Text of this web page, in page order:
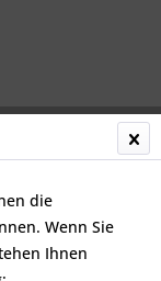
die
Wenn Sie
Ihnen